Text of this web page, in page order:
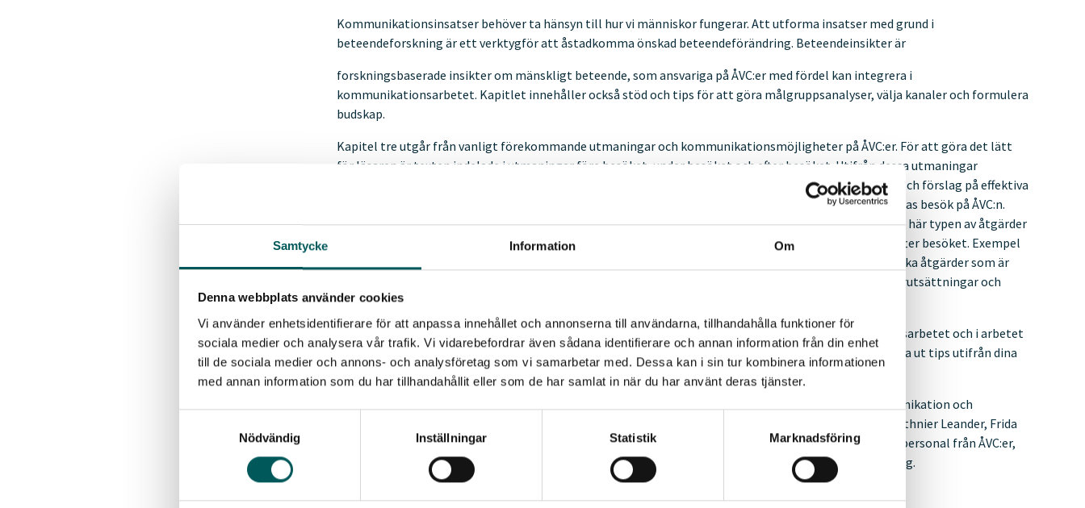
Samtycke Information Om
Denna webbplats använder cookies
Vi använder enhetsidentifierare för att anpassa innehållet och annonserna till användarna, tillhandahålla funktioner för
sociala medier och analysera vår trafik. Vi vidarebefordrar även sådana identifierare och annan information från din enhet
till de sociala medier och annons- och analysföretag som vi samarbetar med. Dessa kan i sin tur kombinera informationen
med annan information som du har tillhandahållit eller som de har samlat in när du har använt deras tjänster.
Nödvändig
Inställningar Statistik Marknadsföring
Kommunikationsinsatser behöver ta hänsyn till hur vi människor fungerar. Att utforma insatser med grund i
beteendeforskning är ett verktygför att åstadkomma önskad beteendeförändring. Beteendeinsikter är
forskningsbaserade insikter om mänskligt beteende, som ansvariga på ÅVC:er med fördel kan integrera i
kommunikationsarbetet. Kapitlet innehåller också stöd och tips för att göra målgruppsanalyser, välja kanaler och formulera
budskap.
Kapitel tre utgår från vanligt förekommande utmaningar och kommunikationsmöjligheter på ÅVC:er. För att göra det lätt
för läsaren är texten indelade i utmaningar före besöket, under besöket och efter besöket. Utifrån dessa utmaningar
presenteras tillhörande beteendeutmaningar ihop med potentiellt bakomliggande beteendeinsikter och förslag på effektiva
insatser. I kapitlet finns fler tips och exempel på kommunikationsinsatser före, under och efterkundernas besök på ÅVC:n.
Syftet är att läsaren ska få en förståelse för beteendeutmaningarna och i förlängningen våga testa den här typen av åtgärder
(beteendeinsatser/nudges) för att åstadkomma önskade beteendeförändringar både före, under och efter besöket. Exempel
på åtgärder ska dock inte ses som de enda eller självklart ”rätta” åtgärderna för just er utmaning, då vilka åtgärder som är
lämpliga beror på sammanhanget. För att rikta insatser rätt krävs en djupare analys av målgrupper, förutsättningar och
beteendeutmaningar i den lokala kontexten.
Handboken innehåller en mängd information, analyser och tips som kan skapa värde i kommunikationsarbetet och i arbetet
med beteendeförändringar. Den behöver inte nödvändigtvis läsas från pärm till pärm utan du kan plocka ut tips utifrån dina
behov. Om du vill ha en mycket kort sammanställning finns en checklista i slutet av handboken.
Handboken är framtagen av en arbetsgrupp på Ramboll med bakgrund inom avfallshantering, kommunikation och
beteendeekonomi. Uppdragsledare var Tomas Thernström och medförfattarna var Frida Blad, Frida Gothnier Leander, Frida
Lindqvist och Hanna Gustavsson. I arbetet har det funnits en referensgrupp med kommunikatörer och personal från ÅVC:er,
samt en representant från Avfall Sverige. Handboken är finansierad av Avfall Sverigeutvecklingssatsning.